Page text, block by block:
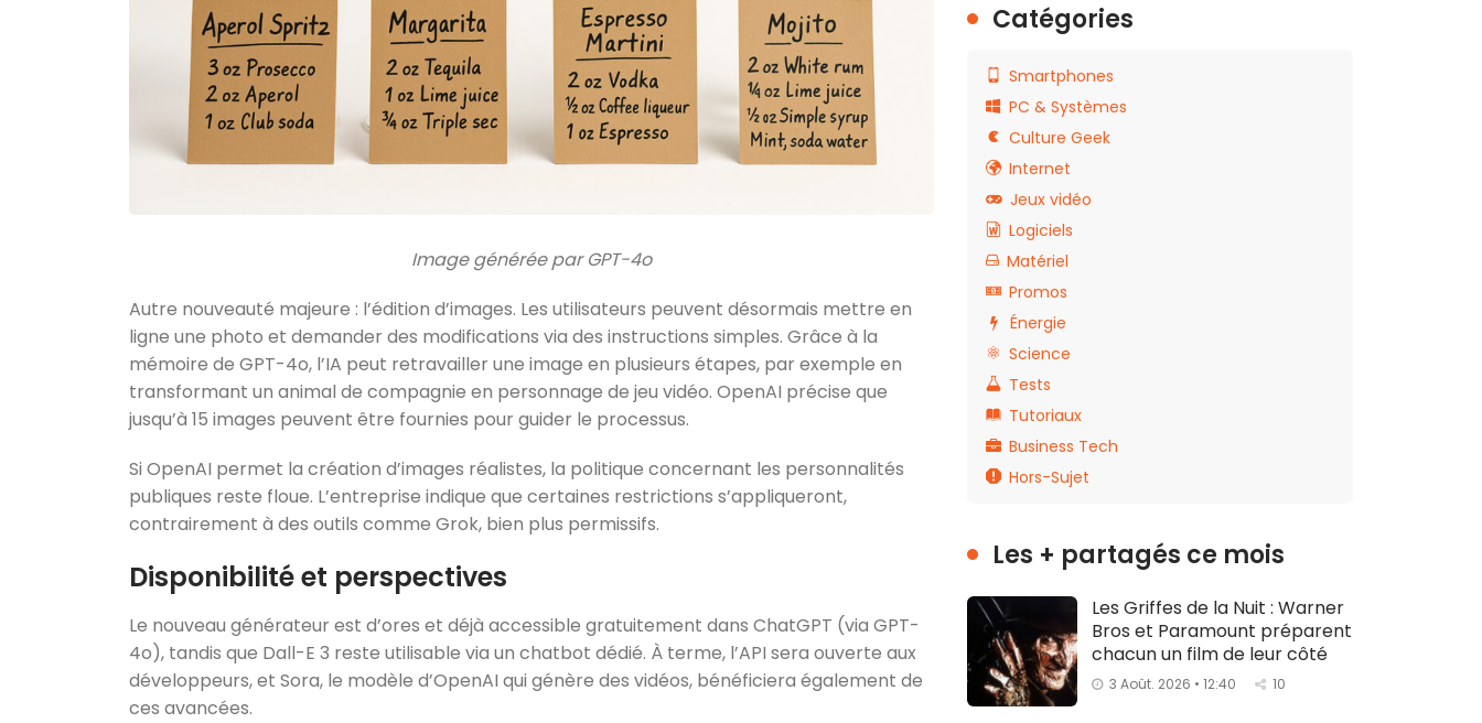
Image générée par GPT-4o
Autre nouveauté majeure : l’édition d’images. Les utilisateurs peuvent désormais mettre en
ligne une photo et demander des modifications via des instructions simples. Grâce à la
mémoire de GPT-4o, l’IA peut retravailler une image en plusieurs étapes, par exemple en
transformant un animal de compagnie en personnage de jeu vidéo. OpenAI précise que
jusqu’à 15 images peuvent être fournies pour guider le processus.
Si OpenAI permet la création d’images réalistes, la politique concernant les personnalités
publiques reste floue. L’entreprise indique que certaines restrictions s’appliqueront,
contrairement à des outils comme Grok, bien plus permissifs.
Disponibilité et perspectives
Le nouveau générateur est d’ores et déjà accessible gratuitement dans ChatGPT (via GPT-
4o), tandis que Dall-E 3 reste utilisable via un chatbot dédié. À terme, l’API sera ouverte aux
développeurs, et Sora, le modèle d’OpenAI qui génère des vidéos, bénéficiera également de
ces avancées.
Catégories
Smartphones
PC & Systèmes
Culture Geek
Internet
Jeux vidéo
Logiciels
Matériel
Promos
Énergie
Science
Tests
Tutoriaux
Business Tech
Hors-Sujet
Les + partagés ce mois
Les Griffes de la Nuit : Warner
Bros et Paramount préparent
chacun un film de leur côté
3 Août. 2026 • 12:40 10